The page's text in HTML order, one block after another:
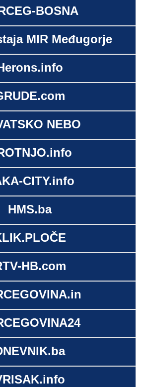
BOSNA
MIR Međugorje
NEBO
CITY.info
HMS.ba
HB.com